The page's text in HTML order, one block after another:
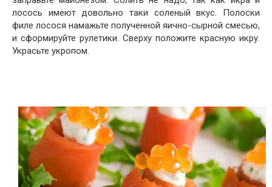
лосось имеют довольно таки соленый вкус. Полоски
филе лосося намажьте полученной яично-сырной смесью,
и сформируйте рулетики. Сверху положите красную икру.
Украсьте укропом.